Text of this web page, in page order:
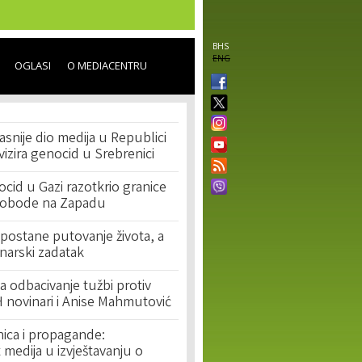
BHS
ENG
OGLASI O MEDIACENTRU
dio medija u Republici
genocid u Srebrenici
u Gazi razotkrio granice
na Zapadu
putovanje života, a
zadatak
odbacivanje tužbi protiv
novinari i Anise Mahmutović
i propagande:
u izvještavanju o